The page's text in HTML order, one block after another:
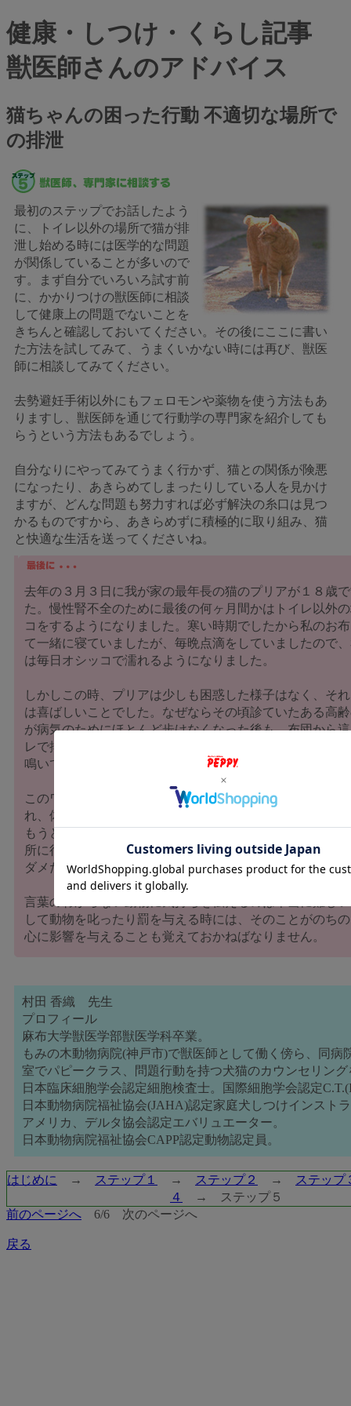
健康・しつけ・くらし記事
獣医師さんのアドバイス
猫ちゃんの困った行動 不適切な場所で
の排泄
最初のステップでお話したよう
に、トイレ以外の場所で猫が排
泄し始める時には医学的な問題
が関係していることが多いので
す。まず自分でいろいろ試す前
に、かかりつけの獣医師に相談
して健康上の問題でないことを
きちんと確認しておいてください。その後にここに書い
た方法を試してみて、うまくいかない時には再び、獣医
師に相談してみてください。
去勢避妊手術以外にもフェロモンや薬物を使う方法もあ
りますし、獣医師を通じて行動学の専門家を紹介しても
らうという方法もあるでしょう。
自分なりにやってみてうまく行かず、猫との関係が険悪
になったり、あきらめてしまったりしている人を見かけ
ますが、どんな問題も努力すれば必ず解決の糸口は見つ
かるものですから、あきらめずに積極的に取り組み、猫
と快適な生活を送ってくださいね。
去年の３月３日に我が家の最年長の猫のプリアが１８歳
た。慢性腎不全のために最後の何ヶ月間かはトイレ以外
コをするようになりました。寒い時期でしたから私のお
て一緒に寝ていましたが、毎晩点滴をしていましたので
は毎日オシッコで濡れるようになりました。
しかしこの時、プリアは少しも困惑した様子はなく、そ
は喜ばしいことでした。なぜならその頃診ていたある高
が病気のためにほとんど歩けなくなった後も、布団から
レで排泄しようとして、夜中に寒いところで倒れていた
鳴いて夜も眠れないというのを飼い主さんから聞いてい
このワンちゃんは幼い頃、トイレ以外の場所で排泄した
れ、体罰を与えられていたそうです。この時はおむつを
もうどこで排泄しても良かったのですが、とうとう最後
所に行こうとしたそうです。「ここでしてもいいよ。」
ダメだったそうです。
言葉のわからない動物に気持ちを伝えるのは本当に難し
して動物を叱ったり罰を与える時には、そのことがのち
心に影響を与えることも覚えておかねばなりません。
村田 香織 先生
プロフィール
麻布大学獣医学部獣医学科卒業。
もみの木動物病院(神戸市)で獣医師として働く傍ら、同病
室でパピークラス、問題行動を持つ犬猫のカウンセリン
日本臨床細胞学会認定細胞検査士。国際細胞学会認定
日本動物病院福祉協会(JAHA)認定家庭犬しつけインスト
アメリカ、デルタ協会認定エバリュエーター。
日本動物病院福祉協会CAPP認定動物認定員。
はじめに → ステップ１ → ステップ２ →
ステップ
４
→ ステップ５
前のページへ 6/6 次のページへ
戻る